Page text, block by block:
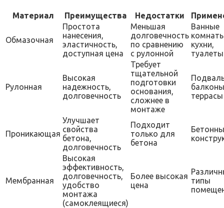
Материал Преимущества Недостатки
Обмазочная
Простота
нанесения,
эластичность,
доступная цена
Меньшая
долговечность
по сравнению
с рулонной
Ванные
кухни,
туалеты
Рулонная
Высокая
надежность,
долговечность
Требует
тщательной
подготовки
основания,
сложнее в
монтаже
террасы
Проникающая
Улучшает
свойства
бетона,
долговечность
Подходит
только для
бетона
Мембранная
Высокая
эффективность,
долговечность,
удобство
монтажа
(самоклеящиеся)
Более высокая
цена
типы